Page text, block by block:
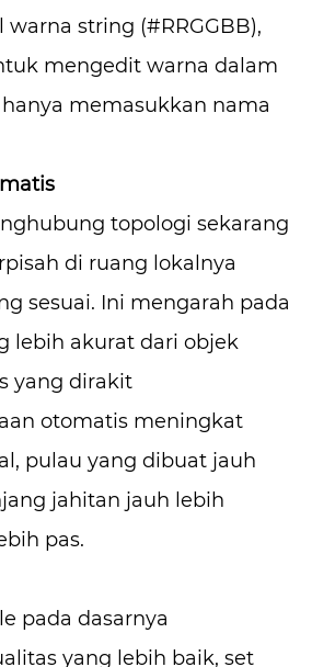
warna string (#RRGGBB),
mengedit warna dalam
memasukkan nama
topologi sekarang
di ruang lokalnya
sesuai. Ini mengarah pada
lebih akurat dari objek
yang dirakit
otomatis meningkat
pulau yang dibuat jauh
jahitan jauh lebih
pas.
pada dasarnya
yang lebih baik, set